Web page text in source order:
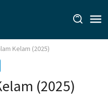
Kelam (2025)
(2025)